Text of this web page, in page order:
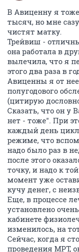
В Авиценну я
тысяч, но мне
чистят матку.
Трейвиш -
она работала в
вылечила, что я
этого два раза в
Авиценны я от
полугодового
(цитирую
Сказать, что он у
нет - тоже". При
каждый день
режиме, что
надо было раз в
после этого
точку, и надо к
момент уже
кучу денег, с
Еще, в процессе
установлено
кабинете
изменилось, на
Сейчас, когда я
проведения МРТ,